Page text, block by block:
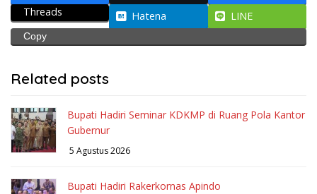
Threads
Hatena LINE
Copy
Related posts
Bupati Hadiri Seminar KDKMP di Ruang Pola Kantor
Gubernur
5 Agustus 2026
Bupati Hadiri Rakerkornas Apindo